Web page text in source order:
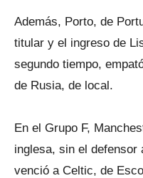
Además, Porto, de
titular y el ingreso de
segundo tiempo,
de Rusia, de local.
En el Grupo F,
inglesa, sin el defensor
venció a Celtic, de